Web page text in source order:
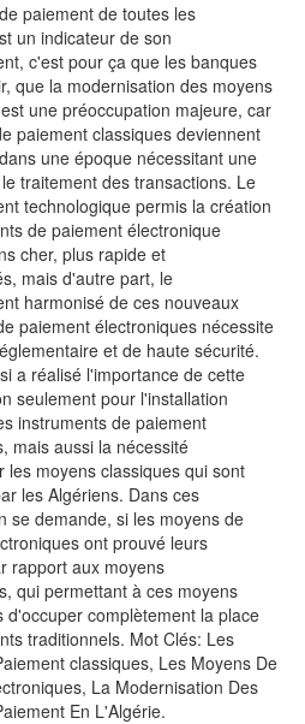
paiement de toutes les
un indicateur de son
c'est pour ça que les banques
que la modernisation des moyens
une préoccupation majeure, car
paiement classiques deviennent
une époque nécessitant une
traitement des transactions. Le
technologique permis la création
de paiement électronique
cher, plus rapide et
mais d'autre part, le
harmonisé de ces nouveaux
paiement électroniques nécessite
et de haute sécurité.
a réalisé l'importance de cette
seulement pour l'installation
instruments de paiement
mais aussi la nécessité
les moyens classiques qui sont
les Algériens. Dans ces
se demande, si les moyens de
ont prouvé leurs
rapport aux moyens
qui permettant à ces moyens
d'occuper complètement la place
traditionnels. Mot Clés: Les
classiques, Les Moyens De
La Modernisation Des
En L'Algérie.